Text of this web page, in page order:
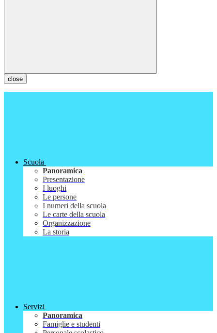
close
Scuola
Panoramica
Presentazione
I luoghi
Le persone
I numeri della scuola
Le carte della scuola
Organizzazione
La storia
Servizi
Panoramica
Famiglie e studenti